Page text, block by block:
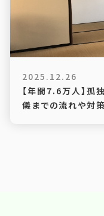
2025.12.26
【年間7.6万人】孤
儀までの流れや対